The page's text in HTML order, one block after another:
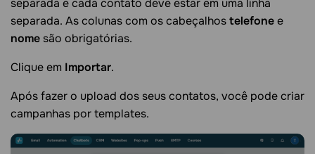
separada e cada contato deve estar em uma linha
separada. As colunas com os cabeçalhostelefonee
nome são obrigatórias.
Clique em Importar.
Após fazer o upload dos seus contatos, você pode criar
campanhas por templates.